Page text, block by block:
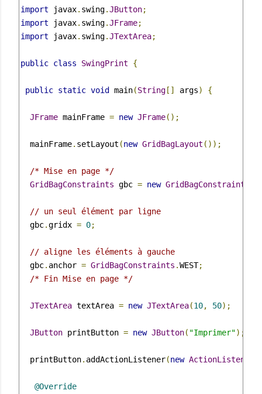
import javax. swing.JButton;
import javax. swing.JFrame;
import javax. swing.JTextArea;
public class SwingPrint {
public static void main(String [] args) {
JFrame mainFrame = new JFrame();
  mainFrame
. setLayout (new GridBagLayout ());
/* Mise en page */
GridBagConstraints gbc = new GridBagConstraints
// un seul élément par ligne
  gbc
.gridx = 0;
// aligne les éléments à gauche
  gbc
. anchor = GridBagConstraints .WEST;
/* Fin Mise en page */
JTextArea textArea = new JTextArea(10, 50);
JButton printButton = new JButton( "Imprimer");
  printButton
. addActionListener(new ActionListener
@Override